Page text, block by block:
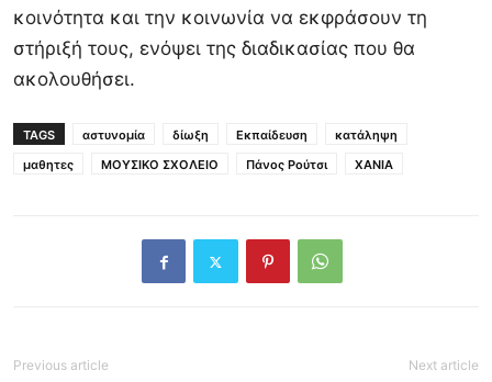
κοινότητα και την κοινωνία να εκφράσουν τη
στήριξή τους, ενόψει της διαδικασίας που θα
ακολουθήσει.
TAGS αστυνομία δίωξη Εκπαίδευση
κατάληψη
μαθητες
ΜΟΥΣΙΚΟ ΣΧΟΛΕΙΟ Πάνος Ρούτσι ΧΑΝΙΑ
Previous article Next article